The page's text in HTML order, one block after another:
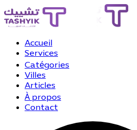
Accueil
Services
Catégories
Villes
Articles
À propos
Contact